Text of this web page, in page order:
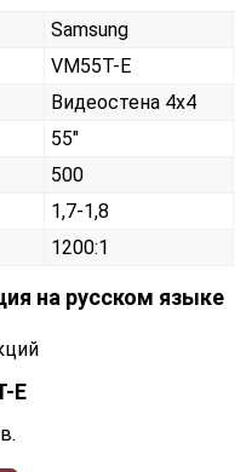
Samsung
VM55T-E
Видеостена 4х4
55"
500
1,7-1,8
1200:1
на русском языке
E